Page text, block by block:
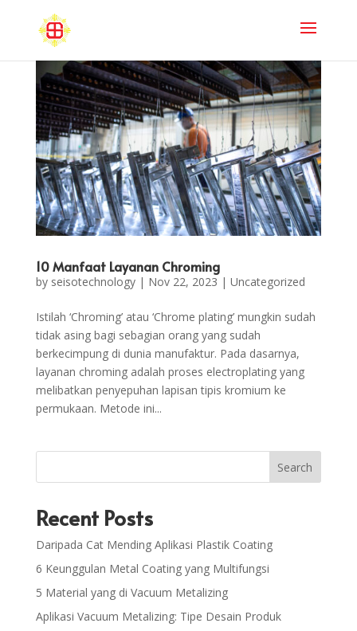
10 Manfaat Layanan Chroming
by seisotechnology| Nov 22, 2023 | Uncategorized
Istilah ‘Chroming’ atau ‘Chrome plating’ mungkin sudah
tidak asing bagi sebagian orang yang sudah
berkecimpung di dunia manufaktur. Pada dasarnya,
layanan chroming adalah proses electroplating yang
melibatkan penyepuhan lapisan tipis kromium ke
permukaan. Metode ini...
Search
Recent Posts
Daripada Cat Mending Aplikasi Plastik Coating
6 Keunggulan Metal Coating yang Multifungsi
5 Material yang di Vacuum Metalizing
Aplikasi Vacuum Metalizing: Tipe Desain Produk